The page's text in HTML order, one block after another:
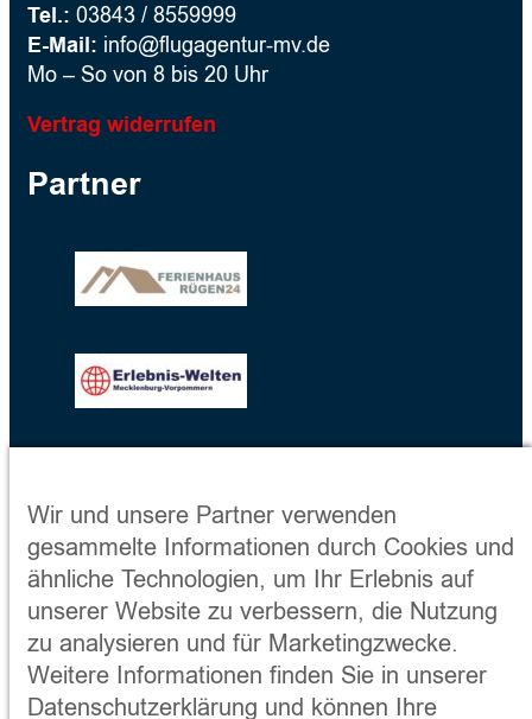
Tel.: 03843 / 8559999
E-Mail: info@flugagentur-mv.de
Mo – So von 8 bis 20 Uhr
Vertrag widerrufen
Partner
Wir und unsere Partner verwenden
gesammelte Informationen durch Cookies und
ähnliche Technologien, um Ihr Erlebnis auf
unserer Website zu verbessern, die Nutzung
zu analysieren und für Marketingzwecke.
Weitere Informationen finden Sie in unserer
Datenschutzerklärung und können Ihre